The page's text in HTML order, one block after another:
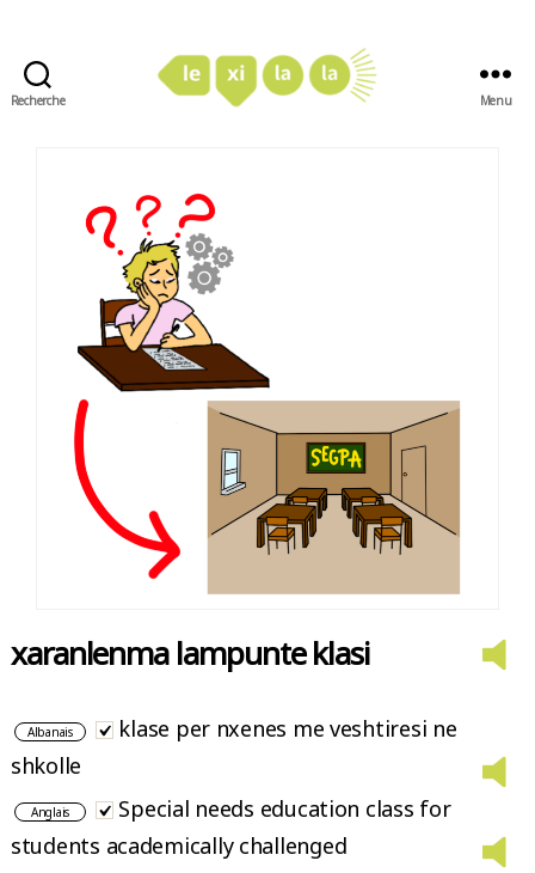
Recherche Menu
xaranlenma lampunte klasi
Albanais
klase per nxenes me veshtiresi ne
shkolle
Anglais
Special needs education class for
students academically challenged